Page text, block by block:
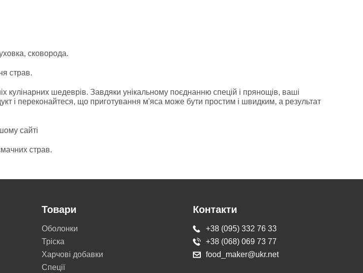
сковорода.
страв.
шедеврів. Завдяки унікальному поєднанню спецій і прянощів, ваші
і переконайтеся, що приготування м'яса може бути простим і швидким, а результат
сайті
страв.
Товари
Оболонки
Тріска
Харчові добавки
Cпеції
Контакти
+38 (095) 332 76 33
+38 (068) 069 73 77
food_maker@ukr.net